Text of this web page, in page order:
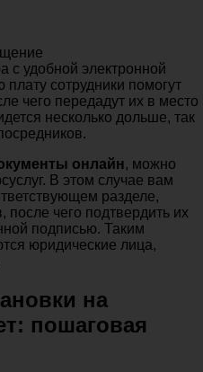
с удобной электронной
сотрудники помогут
чего передадут их в место
несколько дольше, так
онлайн, можно
В этом случае вам
разделе,
после чего подтвердить их
подписью. Таким
юридические лица,
на
пошаговая